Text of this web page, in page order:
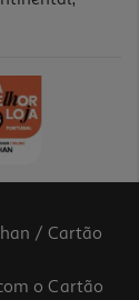
/ Cartão
o Cartão